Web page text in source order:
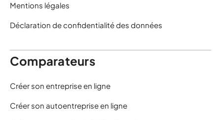
Mentions légales
Déclaration de confidentialité des données
Comparateurs
Créer son entreprise en ligne
Créer son autoentreprise en ligne